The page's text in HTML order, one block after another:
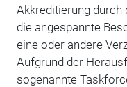
Akkreditierung durch
die angespannte
eine oder andere
Aufgrund der
sogenannte